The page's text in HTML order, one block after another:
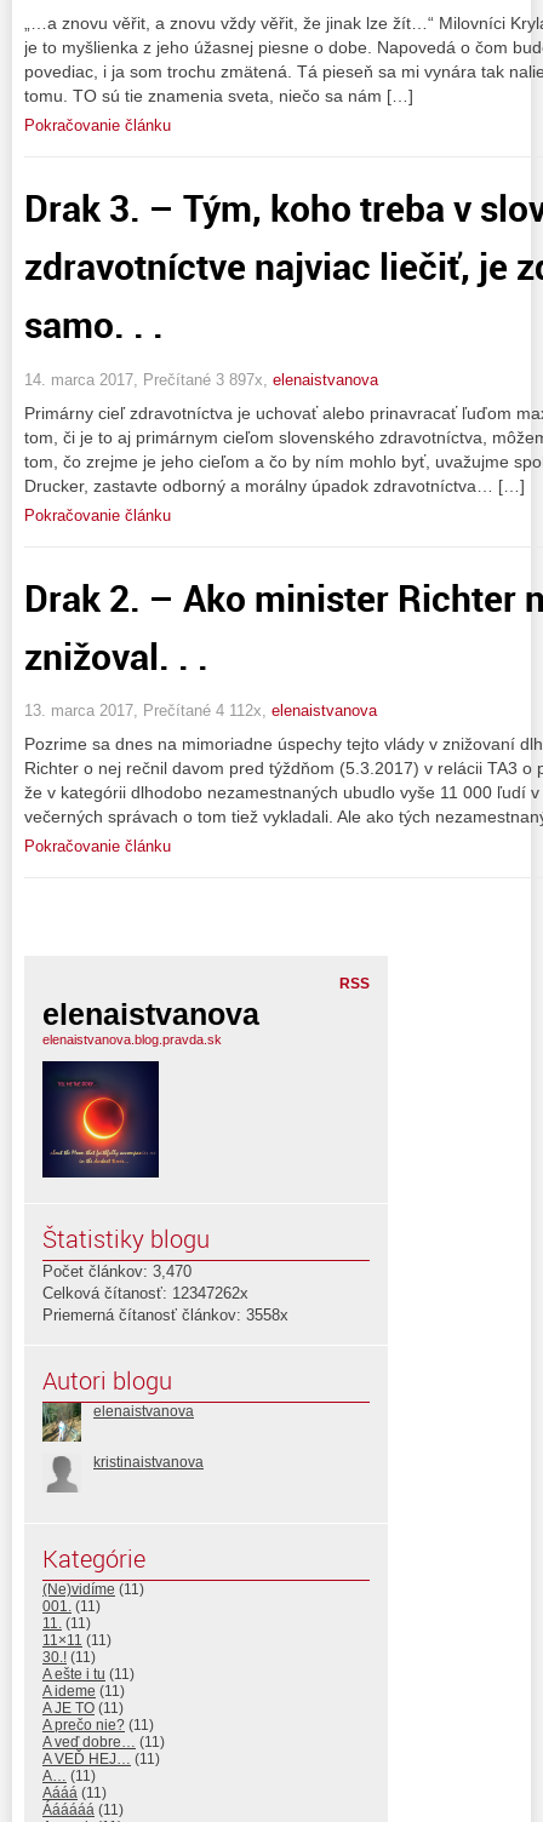
„…a znovu věřit, a znovu vždy věřit, že jinak lze žít…“ Milovníci
je to myšlienka z jeho úžasnej piesne o dobe. Napovedá o čom
povediac, i ja som trochu zmätená. Tá pieseň sa mi vynára tak
tomu. TO sú tie znamenia sveta, niečo sa nám […]
Pokračovanie článku
Drak 3. – Tým, koho treba v
zdravotníctve najviac liečiť, je
samo. . .
14. marca 2017, Prečítané 3 897x, elenaistvanova
Primárny cieľ zdravotníctva je uchovať alebo prinavracať ľuďom
tom, či je to aj primárnym cieľom slovenského zdravotníctva,
tom, čo zrejme je jeho cieľom a čo by ním mohlo byť, uvažujme
Drucker, zastavte odborný a morálny úpadok zdravotníctva… […]
Pokračovanie článku
Drak 2. – Ako minister Richter
znižoval. . .
13. marca 2017, Prečítané 4 112x, elenaistvanova
Pozrime sa dnes na mimoriadne úspechy tejto vlády v znižovaní
Richter o nej rečnil davom pred týždňom (5.3.2017) v relácii TA3 o
že v kategórii dlhodobo nezamestnaných ubudlo vyše 11 000 ľudí
večerných správach o tom tiež vykladali. Ale ako tých
Pokračovanie článku
RSS
elenaistvanova
elenaistvanova.blog.pravda.sk
Štatistiky blogu
Počet článkov: 3,470
Celková čítanosť: 12347262x
Priemerná čítanosť článkov: 3558x
Autori blogu
elenaistvanova
kristinaistvanova
Kategórie
(Ne)vidíme (11)
001. (11)
11. (11)
11×11 (11)
30.! (11)
A ešte i tu (11)
A ideme (11)
A JE TO (11)
A prečo nie? (11)
A veď dobre… (11)
A VEĎ HEJ… (11)
A… (11)
Aááá (11)
Áááááá (11)